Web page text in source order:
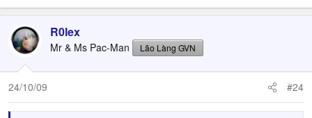
R0lex
Mr & Ms Pac-Man Lão Làng GVN
24/10/09 #24